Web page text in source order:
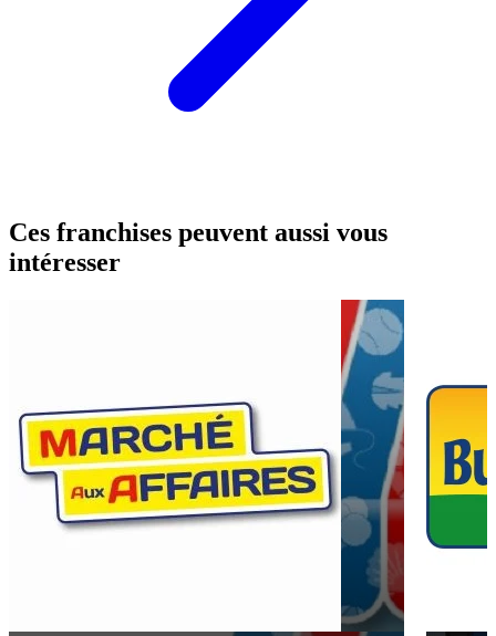
Ces franchises peuvent aussi vous
intéresser